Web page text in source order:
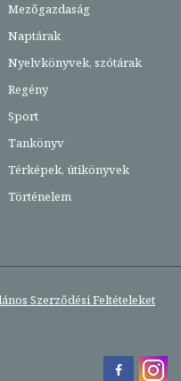
Mezőgazdaság
Naptárak
Nyelvkönyvek, szótárak
Regény
Sport
Tankönyv
Térképek, útikönyvek
Történelem
Szerződési Feltételeket